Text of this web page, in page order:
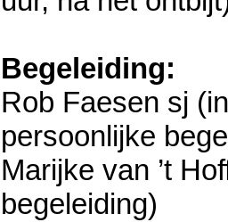
Begeleiding:
Rob Faesen sj
persoonlijke
Marijke van ’t
begeleiding)